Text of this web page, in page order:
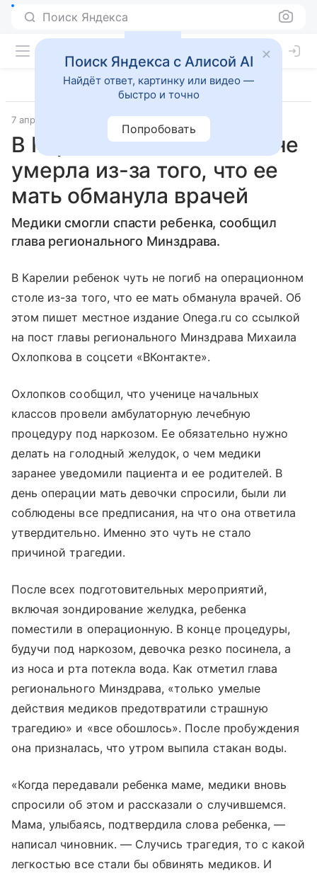
Поиск Яндекса
7 апреля 2023 РБК Life
В Карелии девочка едва не
умерла из-за того, что ее
мать обманула врачей
Медики смогли спасти ребенка, сообщил
глава регионального Минздрава.
В Карелии ребенок чуть не погиб на операционном
столе из-за того, что ее мать обманула врачей. Об
этом пишет местное издание Onega.ru со ссылкой
на пост главы регионального Минздрава Михаила
Охлопкова в соцсети «ВКонтакте».
Охлопков сообщил, что ученице начальных
классов провели амбулаторную лечебную
процедуру под наркозом. Ее обязательно нужно
делать на голодный желудок, о чем медики
заранее уведомили пациента и ее родителей. В
день операции мать девочки спросили, были ли
соблюдены все предписания, на что она ответила
утвердительно. Именно это чуть не стало
причиной трагедии.
После всех подготовительных мероприятий,
включая зондирование желудка, ребенка
поместили в операционную. В конце процедуры,
будучи под наркозом, девочка резко посинела, а
из носа и рта потекла вода. Как отметил глава
регионального Минздрава, «только умелые
действия медиков предотвратили страшную
трагедию» и «все обошлось». После пробуждения
она призналась, что утром выпила стакан воды.
«Когда передавали ребенка маме, медики вновь
спросили об этом и рассказали о случившемся.
Мама, улыбаясь, подтвердила слова ребенка, —
написал чиновник. — Случись трагедия, то с какой
легкостью все стали бы обвинять медиков. И
Поиск Яндекса с Алисой AI
Найдёт ответ, картинку или видео —
быстро и точно
Попробовать